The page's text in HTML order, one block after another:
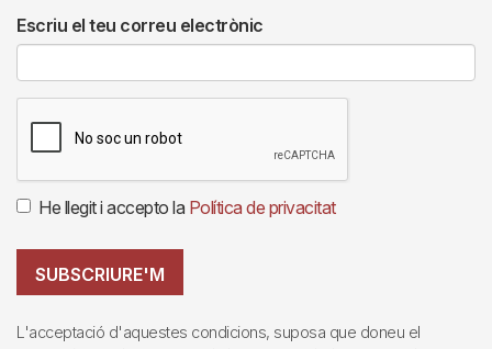
Escriu el teu correu electrònic
He llegit i accepto la Política de privacitat
SUBSCRIURE'M
L'acceptació d'aquestes condicions, suposa que doneu el